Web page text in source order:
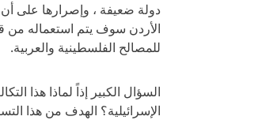
دولة ضعيفة ، وإصرارها على
الأردن سوف يتم استعماله من
للمصالح الفلسطينية والعربية.
السؤال الكبير إذاً لماذا هذا
الإسرائيلية؟ الهدف من هذا